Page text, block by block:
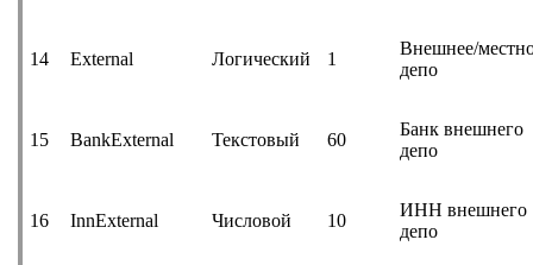
14 External Логический 1
Внешнее/
депо
15 BankExternal Текстовый 60
Банк внешнего
депо
16 InnExternal Числовой 10
ИНН внешнего
депо